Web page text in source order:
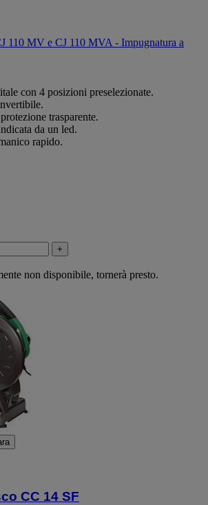
110 MV e CJ 110 MVA - Impugnatura a
con 4 posizioni preselezionate.
trasparente.
da un led.
rapido.
+
non disponibile, tornerà presto.
CC 14 SF